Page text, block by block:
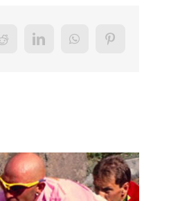
RedditLinkedInWhatsAppPinterest